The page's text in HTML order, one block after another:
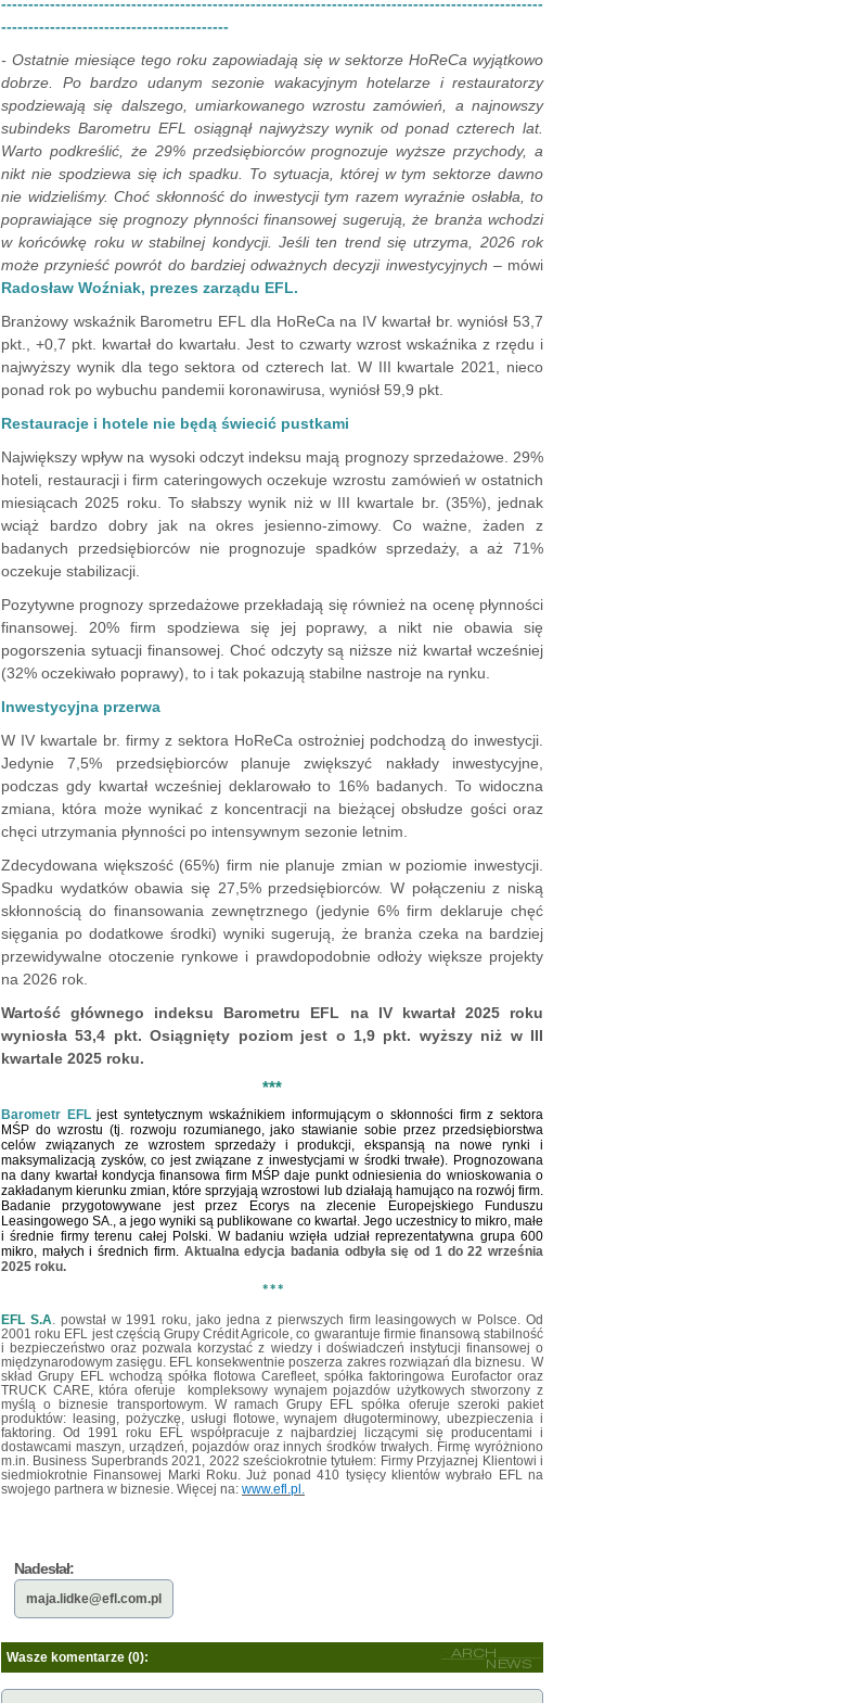
------------------------------------------
- Ostatnie miesiące tego roku zapowiadają się w sektorze HoReCa wyjątkowo
dobrze. Po bardzo udanym sezonie wakacyjnym hotelarze i restauratorzy
spodziewają się dalszego, umiarkowanego wzrostu zamówień, a najnowszy
subindeks Barometru EFL osiągnął najwyższy wynik od ponad czterech lat.
Warto podkreślić, że 29% przedsiębiorców prognozuje wyższe przychody, a
nikt nie spodziewa się ich spadku. To sytuacja, której w tym sektorze dawno
nie widzieliśmy. Choć skłonność do inwestycji tym razem wyraźnie osłabła, to
poprawiające się prognozy płynności finansowej sugerują, że branża wchodzi
w końcówkę roku w stabilnej kondycji. Jeśli ten trend się utrzyma, 2026 rok
może przynieść powrót do bardziej odważnych decyzji inwestycyjnych – mówi
Radosław Woźniak, prezes zarządu EFL.
Branżowy wskaźnik Barometru EFL dla HoReCa na IV kwartał br. wyniósł 53,7
pkt., +0,7 pkt. kwartał do kwartału. Jest to czwarty wzrost wskaźnika z rzędu i
najwyższy wynik dla tego sektora od czterech lat. W III kwartale 2021, nieco
ponad rok po wybuchu pandemii koronawirusa, wyniósł 59,9 pkt.
Restauracje i hotele nie będą świecić pustkami
Największy wpływ na wysoki odczyt indeksu mają prognozy sprzedażowe. 29%
hoteli, restauracji i firm cateringowych oczekuje wzrostu zamówień w ostatnich
miesiącach 2025 roku. To słabszy wynik niż w III kwartale br. (35%), jednak
wciąż bardzo dobry jak na okres jesienno-zimowy. Co ważne, żaden z
badanych przedsiębiorców nie prognozuje spadków sprzedaży, a aż 71%
oczekuje stabilizacji.
Pozytywne prognozy sprzedażowe przekładają się również na ocenę płynności
finansowej. 20% firm spodziewa się jej poprawy, a nikt nie obawia się
pogorszenia sytuacji finansowej. Choć odczyty są niższe niż kwartał wcześniej
(32% oczekiwało poprawy), to i tak pokazują stabilne nastroje na rynku.
Inwestycyjna przerwa
W IV kwartale br. firmy z sektora HoReCa ostrożniej podchodzą do inwestycji.
Jedynie 7,5% przedsiębiorców planuje zwiększyć nakłady inwestycyjne,
podczas gdy kwartał wcześniej deklarowało to 16% badanych. To widoczna
zmiana, która może wynikać z koncentracji na bieżącej obsłudze gości oraz
chęci utrzymania płynności po intensywnym sezonie letnim.
Zdecydowana większość (65%) firm nie planuje zmian w poziomie inwestycji.
Spadku wydatków obawia się 27,5% przedsiębiorców. W połączeniu z niską
skłonnością do finansowania zewnętrznego (jedynie 6% firm deklaruje chęć
sięgania po dodatkowe środki) wyniki sugerują, że branża czeka na bardziej
przewidywalne otoczenie rynkowe i prawdopodobnie odłoży większe projekty
na 2026 rok.
Wartość głównego indeksu Barometru EFL na IV kwartał 2025 roku
wyniosła 53,4 pkt. Osiągnięty poziom jest o 1,9 pkt. wyższy niż w III
kwartale 2025 roku.
***
Barometr EFLjest syntetycznym wskaźnikiem informującym o skłonności firm z sektora
MŚP do wzrostu (tj. rozwoju rozumianego, jako stawianie sobie przez przedsiębiorstwa
celów związanych ze wzrostem sprzedaży i produkcji, ekspansją na nowe rynki i
maksymalizacją zysków, co jest związane z inwestycjami w środki trwałe). Prognozowana
na dany kwartał kondycja finansowa firm MŚP daje punkt odniesienia do wnioskowania o
zakładanym kierunku zmian, które sprzyjają wzrostowi lub działają hamująco na rozwój firm.
Badanie przygotowywane jest przez Ecorys na zlecenie Europejskiego Funduszu
Leasingowego SA., a jego wyniki są publikowane co kwartał. Jego uczestnicy to mikro, małe
i średnie firmy terenu całej Polski. W badaniu wzięła udział reprezentatywna grupa 600
mikro, małych i średnich firm. Aktualna edycja badania odbyła się od 1 do 22 września
2025 roku.
***
EFL S.A. powstał w 1991 roku, jako jedna z pierwszych firm leasingowych w Polsce. Od
2001 roku EFL jest częścią Grupy Crédit Agricole, co gwarantuje firmie finansową stabilność
i bezpieczeństwo oraz pozwala korzystać z wiedzy i doświadczeń instytucji finansowej o
międzynarodowym zasięgu. EFL konsekwentnie poszerza zakres rozwiązań dla biznesu. W
skład Grupy EFL wchodzą spółka flotowa Carefleet, spółka faktoringowa Eurofactor oraz
TRUCK CARE, która oferuje
kompleksowy wynajem pojazdów użytkowych stworzony z
myślą o biznesie transportowym. W ramach Grupy EFL spółka oferuje szeroki pakiet
produktów: leasing, pożyczkę, usługi flotowe, wynajem długoterminowy, ubezpieczenia i
faktoring. Od 1991 roku EFL współpracuje z najbardziej liczącymi się producentami i
dostawcami maszyn, urządzeń, pojazdów oraz innych środków trwałych. Firmę wyróżniono
m.in. Business Superbrands 2021, 2022 sześciokrotnie tytułem: Firmy Przyjaznej Klientowi i
siedmiokrotnie Finansowej Marki Roku. Już ponad 410 tysięcy klientów wybrało EFL na
swojego partnera w biznesie. Więcej na: www.efl.pl.
Nadesłał:
maja.lidke@efl.com.pl
Wasze komentarze (0):